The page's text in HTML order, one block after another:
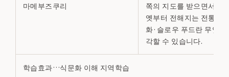
마메부즈쿠리
쪽의 지도를 받으면서 만
옛부터 전해지는 전통 기
화·슬로우 푸드란 무엇인
각할 수 있습니다.
학습효과…식문화 이해 지역학습